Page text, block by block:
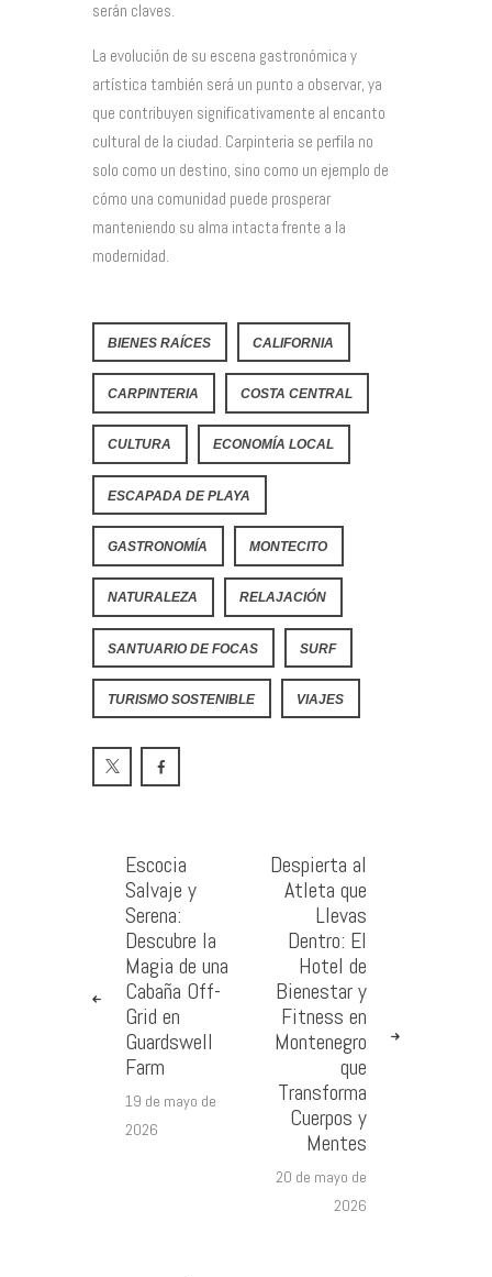
serán claves.
La evolución de su escena gastronómica y
artística también será un punto a observar, ya
que contribuyen significativamente al encanto
cultural de la ciudad. Carpinteria se perfila no
solo como un destino, sino como un ejemplo de
cómo una comunidad puede prosperar
manteniendo su alma intacta frente a la
modernidad.
BIENES RAÍCES CALIFORNIA
CARPINTERIA COSTA CENTRAL
CULTURA ECONOMÍA LOCAL
ESCAPADA DE PLAYA
GASTRONOMÍA MONTECITO
NATURALEZA RELAJACIÓN
SANTUARIO DE FOCAS SURF
TURISMO SOSTENIBLE VIAJES
Escocia
Salvaje y
Serena:
Descubre la
Magia de una
Cabaña Off-
Grid en
Guardswell
Farm
19 de mayo de
2026
Despierta al
Atleta que
Llevas
Dentro: El
Hotel de
Bienestar y
Fitness en
Montenegro
que
Transforma
Cuerpos y
Mentes
20 de mayo de
2026